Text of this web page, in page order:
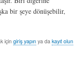
bir şeye dönüşebilir,
için giriş yapınya da kayıt olun